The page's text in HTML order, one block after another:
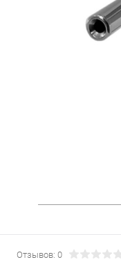
Отзывов: 0